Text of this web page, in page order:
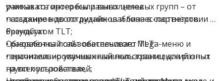
учитывать интересы разных целевых групп – от
пассажиров до сотрудников и бизнес-партнёров.
рамках которого были выполнены:
• создание нового дизайн-шаблона в соответствии с
брендбуком TLT;
• разработка пользовательского Mega-меню и
персонализированных главных страниц для разных
групп пользователей;
Результат
Обновлённый сайт обеспечивает TLT:
• значительно улучшенный пользовательский опыт
на всех устройствах,